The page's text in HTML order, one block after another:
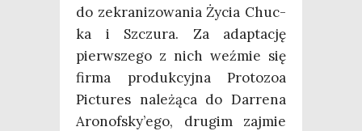
do zekra­ni­zo­wa­nia Życia Chuc­
ka i Szczu­ra. Za adap­ta­cję
pierw­sze­go z nich weź­mie się
fir­ma pro­duk­cyj­na Pro­to­zoa
Pic­tu­res nale­żą­ca do Dar­re­na
Aronofsky’ego, dru­gim zaj­mie